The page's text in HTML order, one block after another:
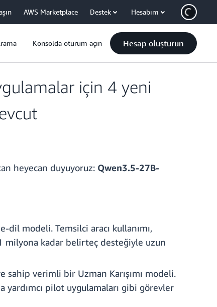
AWS Marketplace Destek Hesabım
Konsolda oturum açın Hesap oluşturun
için 4 yeni
heyecan duyuyoruz: Qwen3.5-27B-
modeli. Temsilci aracı kullanımı,
milyona kadar belirteç desteğiyle uzun
verimli bir Uzman Karışımı modeli.
pilot uygulamaları gibi görevler